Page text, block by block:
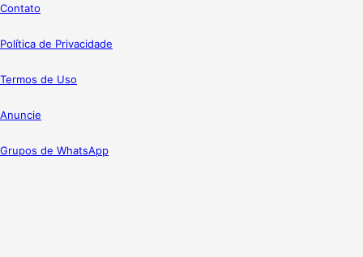
Contato
Política de Privacidade
Termos de Uso
Anuncie
Grupos de WhatsApp